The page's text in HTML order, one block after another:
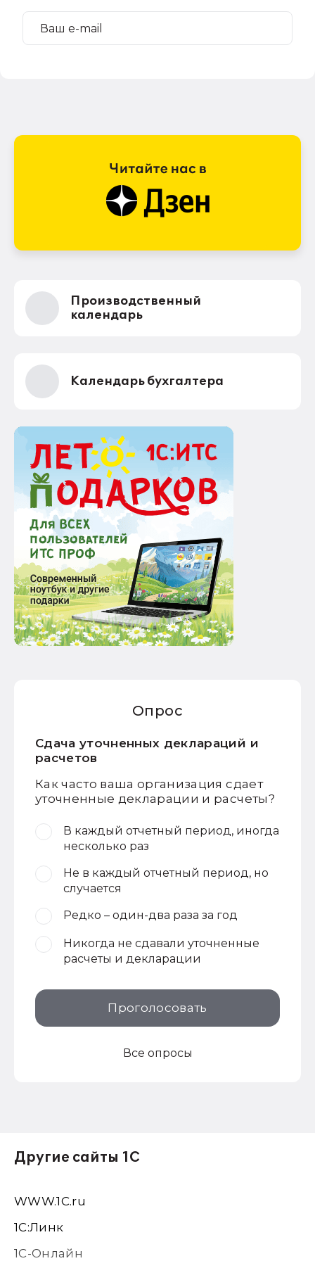
Производственный
календарь
Календарь бухгалтера
Опрос
Сдача уточненных деклараций и
расчетов
Как часто ваша организация сдает
уточненные декларации и расчеты?
В каждый отчетный период, иногда
несколько раз
Не в каждый отчетный период, но
случается
Редко – один-два раза за год
Никогда не сдавали уточненные
расчеты и декларации
Проголосовать
Все опросы
Другие сайты 1С
WWW.1С.ru
1С:Линк
1С-Онлайн